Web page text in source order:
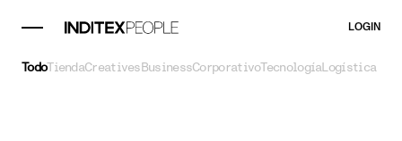
LOGIN
TodoTiendaCreativesBusinessCorporativoTecnologíaLogística